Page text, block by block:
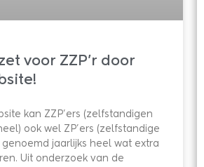
voor ZZP’r door
kan ZZP’ers (zelfstandigen
ook wel ZP’ers (zelfstandige
genoemd jaarlijks heel wat extra
Uit onderzoek van de